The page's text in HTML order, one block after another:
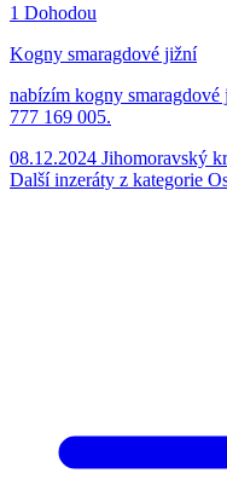
1 Dohodou
Kogny smaragdové jižní
nabízím kogny
777 169 005.
08.12.2024 Jihomoravský
Další inzeráty z kategorie